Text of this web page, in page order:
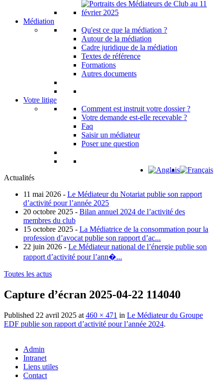
Médiation
Qu'est ce que la médiation ?
Autour de la médiation
Cadre juridique de la médiation
Textes de référence
Formations
Autres documents
Votre litige
Comment est instruit votre dossier ?
Votre demande est-elle recevable ?
Faq
Saisir un médiateur
Poser une question
Actualités
11 mai 2026 - Le Médiateur du Notariat publie son rapport
d’activité pour l’année 2025
20 octobre 2025 - Bilan annuel 2024 de l’activité des
membres du club
15 octobre 2025 - La Médiatrice de la consommation pour la
profession d’avocat publie son rapport d’ac...
22 juin 2026 - Le Médiateur national de l’énergie publie son
rapport d’activité pour l’ann�...
Toutes les actus
Capture d’écran 2025-04-22 114040
Published 22 avril 2025 at 460 × 471 in Le Médiateur du Groupe
EDF publie son rapport d’activité pour l’année 2024.
Admin
Intranet
Liens utiles
Contact